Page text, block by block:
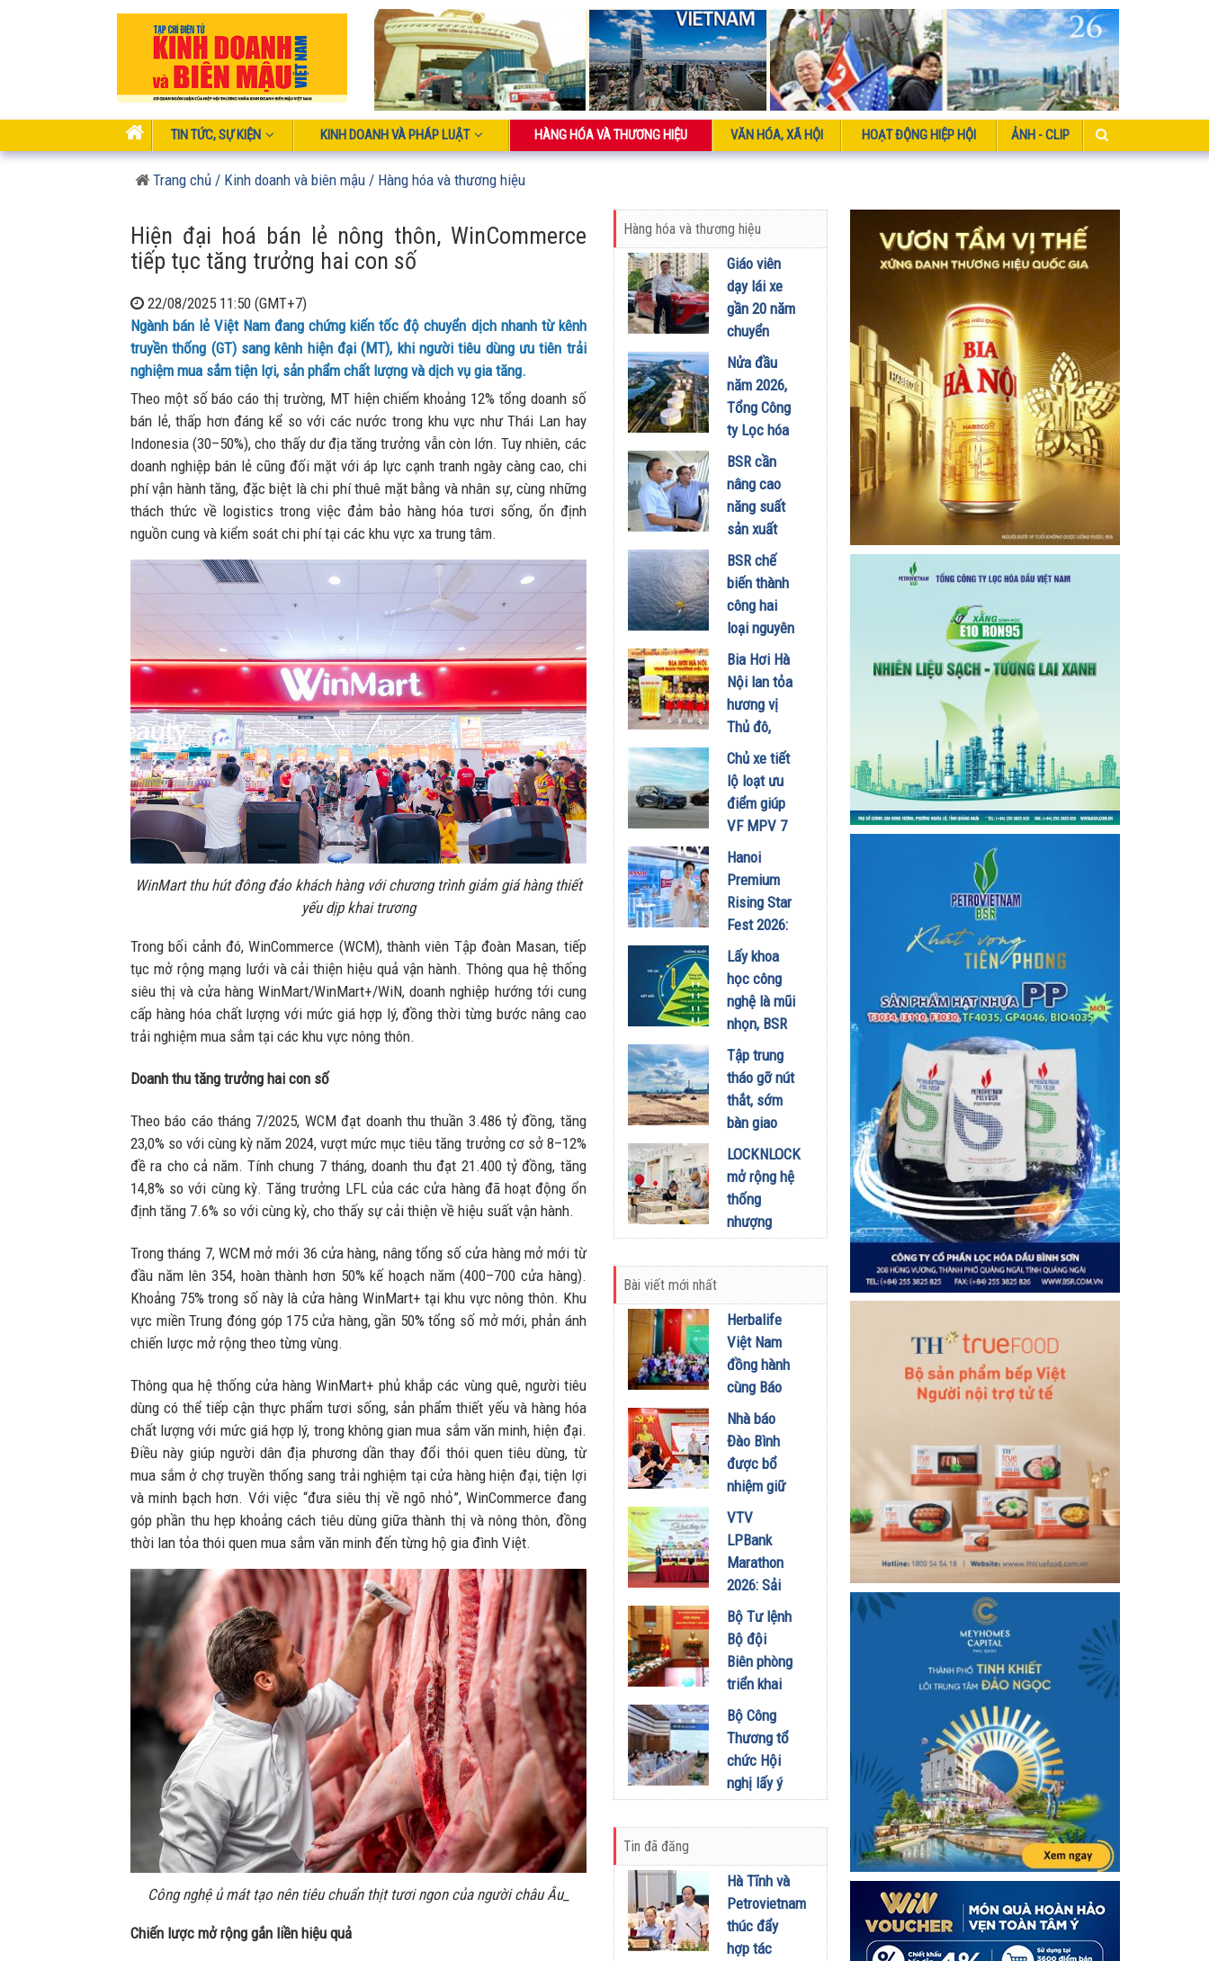
TIN TỨC, SỰ KIỆN KINH DOANH VÀ PHÁP LUẬT HÀNG HÓA VÀ THƯƠNG HIỆU VĂN HÓA, XÃ HỘI HOẠT ĐỘNG HIỆP HỘI ẢNH - CLIP
Trang chủ / Kinh doanh và biên mậu / Hàng hóa và thương hiệu
Hiện đại hoá bán lẻ nông thôn, WinCommerce
tiếp tục tăng trưởng hai con số
22/08/2025 11:50 (GMT+7)
Ngành bán lẻ Việt Nam đang chứng kiến tốc độ chuyển dịch nhanh từ kênh
truyền thống (GT) sang kênh hiện đại (MT), khi người tiêu dùng ưu tiên trải
nghiệm mua sắm tiện lợi, sản phẩm chất lượng và dịch vụ gia tăng.
Theo một số báo cáo thị trường, MT hiện chiếm khoảng 12% tổng doanh số
bán lẻ, thấp hơn đáng kể so với các nước trong khu vực như Thái Lan hay
Indonesia (30–50%), cho thấy dư địa tăng trưởng vẫn còn lớn. Tuy nhiên, các
doanh nghiệp bán lẻ cũng đối mặt với áp lực cạnh tranh ngày càng cao, chi
phí vận hành tăng, đặc biệt là chi phí thuê mặt bằng và nhân sự, cùng những
thách thức về logistics trong việc đảm bảo hàng hóa tươi sống, ổn định
nguồn cung và kiểm soát chi phí tại các khu vực xa trung tâm.
WinMart thu hút đông đảo khách hàng với chương trình giảm giá hàng thiết
yếu dịp khai trương
Trong bối cảnh đó, WinCommerce (WCM), thành viên Tập đoàn Masan, tiếp
tục mở rộng mạng lưới và cải thiện hiệu quả vận hành. Thông qua hệ thống
siêu thị và cửa hàng WinMart/WinMart+/WiN, doanh nghiệp hướng tới cung
cấp hàng hóa chất lượng với mức giá hợp lý, đồng thời từng bước nâng cao
trải nghiệm mua sắm tại các khu vực nông thôn.
Doanh thu tăng trưởng hai con số
Theo báo cáo tháng 7/2025, WCM đạt doanh thu thuần 3.486 tỷ đồng, tăng
23,0% so với cùng kỳ năm 2024, vượt mức mục tiêu tăng trưởng cơ sở 8–12%
đề ra cho cả năm. Tính chung 7 tháng, doanh thu đạt 21.400 tỷ đồng, tăng
14,8% so với cùng kỳ. Tăng trưởng LFL của các cửa hàng đã hoạt động ổn
định tăng 7.6% so với cùng kỳ, cho thấy sự cải thiện về hiệu suất vận hành.
Trong tháng 7, WCM mở mới 36 cửa hàng, nâng tổng số cửa hàng mở mới từ
đầu năm lên 354, hoàn thành hơn 50% kế hoạch năm (400–700 cửa hàng).
Khoảng 75% trong số này là cửa hàng WinMart+ tại khu vực nông thôn. Khu
vực miền Trung đóng góp 175 cửa hàng, gần 50% tổng số mở mới, phản ánh
chiến lược mở rộng theo từng vùng.
Thông qua hệ thống cửa hàng WinMart+ phủ khắp các vùng quê, người tiêu
dùng có thể tiếp cận thực phẩm tươi sống, sản phẩm thiết yếu và hàng hóa
chất lượng với mức giá hợp lý, trong không gian mua sắm văn minh, hiện đại.
Điều này giúp người dân địa phương dần thay đổi thói quen tiêu dùng, từ
mua sắm ở chợ truyền thống sang trải nghiệm tại cửa hàng hiện đại, tiện lợi
và minh bạch hơn. Với việc “đưa siêu thị về ngõ nhỏ”, WinCommerce đang
góp phần thu hẹp khoảng cách tiêu dùng giữa thành thị và nông thôn, đồng
thời lan tỏa thói quen mua sắm văn minh đến từng hộ gia đình Việt.
Công nghệ ủ mát tạo nên tiêu chuẩn thịt tươi ngon của người châu Âu_
Chiến lược mở rộng gắn liền hiệu quả
Hàng hóa và thương hiệu
Giáo viên
dạy lái xe
gần 20 năm
chuyển
sang dùng
Limo
Green: Tôi
đã hiểu vì
sao xe điện
ngày càng
xuất hiện
nhiều trên
đường
28/07/2026
Nửa đầu
năm 2026,
Tổng Công
ty Lọc hóa
dầu Việt
Nam lập kỷ
lục sản
lượng và
27/07/2026
BSR cần
nâng cao
năng suất
sản xuất
E100 phục
vụ lộ trình
phát triển
nhiên liệu
sinh học
22/07/2026
BSR chế
biến thành
công hai
loại nguyên
liệu mới,
tối ưu hiệu
quả sản
xuất kinh
20/07/2026
Bia Hơi Hà
Nội lan tỏa
hương vị
Thủ đô,
khuấy động
mùa hè tại
TP. Hồ Chí
Minh
Chủ xe tiết
lộ loạt ưu
điểm giúp
VF MPV 7
ghi điểm
trong mùa
hè
17/07/2026
Hanoi
Premium
Rising Star
Fest 2026:
Trải
nghiệm
không gian
Lifestyle
Icy Bar thời
thượng đổ
bộ 6 tỉnh
thành mùa
hè này
10/07/2026
Lấy khoa
học công
nghệ là mũi
nhọn, BSR
kiến tạo
NMLD
Dung Quất
thành nhà
máy thông
minh
09/07/2026
Tập trung
tháo gỡ nút
thắt, sớm
bàn giao
mặt bằng
Dự án
Nâng cấp,
mở rộng
NMLD
LOCKNLOCK
mở rộng hệ
thống
nhượng
quyền, tìm
kiếm đối
tỉnh thành
30/06/2026
Bài viết mới nhất
Herbalife
Việt Nam
đồng hành
cùng Báo
Sức khỏe
và Đời
sống tổ
chức Cuộc
thi “Tôi
Khỏe Đẹp
Hơn” lần
thứ 5 để
khuyến
khích mọi
người trở
thành
phiên bản
chính mình
01/08/2026
Nhà báo
Đào Bình
được bổ
nhiệm giữ
chức Tổng
Biên tập
Tạp chí
Doanh
Đầu tư
01/08/2026
VTV
LPBank
Marathon
2026: Sải
bước qua
miền Di
sản, lan
tỏa giá trị
xanh
31/07/2026
Bộ Tư lệnh
Bộ đội
Biên phòng
triển khai
phương
hướng,
nhiệm vụ
trọng tâm
tháng
Bộ Công
Thương tổ
chức Hội
nghị lấy ý
kiến dự
thảo Nghị
kinh doanh
xăng dầu
29/07/2026
Tin đã đăng
Hà Tĩnh và
Petrovietnam
thúc đẩy
hợp tác